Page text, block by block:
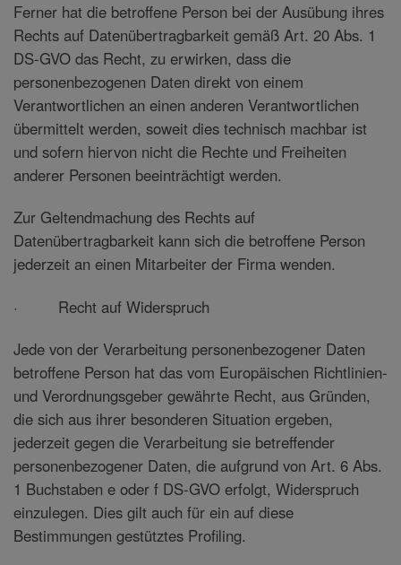
Ferner hat die betroffene Person bei der Ausübung ihres
Rechts auf Datenübertragbarkeit gemäß Art. 20 Abs. 1
DS-GVO das Recht, zu erwirken, dass die
personenbezogenen Daten direkt von einem
Verantwortlichen an einen anderen Verantwortlichen
übermittelt werden, soweit dies technisch machbar ist
und sofern hiervon nicht die Rechte und Freiheiten
anderer Personen beeinträchtigt werden.
Zur Geltendmachung des Rechts auf
Datenübertragbarkeit kann sich die betroffene Person
jederzeit an einen Mitarbeiter der Firma wenden.
· Recht auf Widerspruch
Jede von der Verarbeitung personenbezogener Daten
betroffene Person hat das vom Europäischen Richtlinien-
und Verordnungsgeber gewährte Recht, aus Gründen,
die sich aus ihrer besonderen Situation ergeben,
jederzeit gegen die Verarbeitung sie betreffender
personenbezogener Daten, die aufgrund von Art. 6 Abs.
1 Buchstaben e oder f DS-GVO erfolgt, Widerspruch
einzulegen. Dies gilt auch für ein auf diese
Bestimmungen gestütztes Profiling.